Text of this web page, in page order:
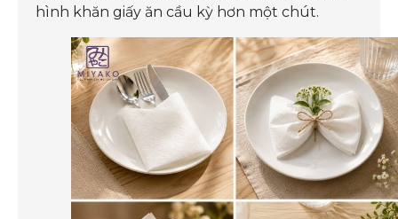
hình khăn giấy ăn cầu kỳ hơn một chút.